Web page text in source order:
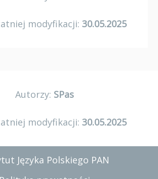
modyfikacji: 30.05.2025
Autorzy: SPas
modyfikacji: 30.05.2025
Języka Polskiego PAN